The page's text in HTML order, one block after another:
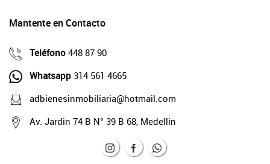
Mantente en Contacto
Teléfono 448 87 90
Whatsapp 314 561 4665
adbienesinmobiliaria@hotmail.com
Av. Jardin 74 B N° 39 B 68, Medellin